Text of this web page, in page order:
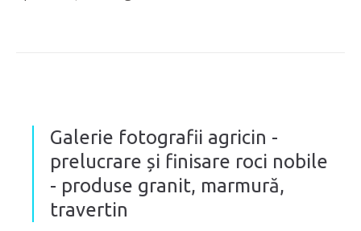
Galerie fotografii agricin -
prelucrare și finisare roci nobile
- produse granit, marmură,
travertin